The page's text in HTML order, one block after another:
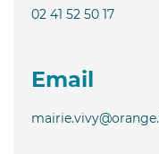
02 41 52 50 17
Email